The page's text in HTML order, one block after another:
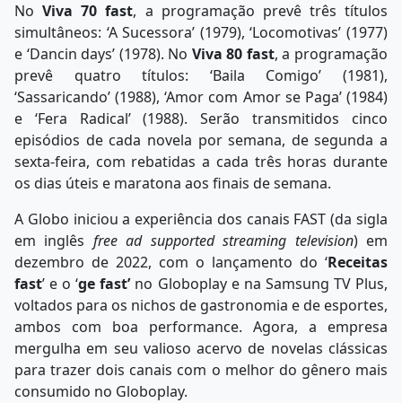
NoViva 70 fast, a programação prevê três títulos
simultâneos: ‘A Sucessora’ (1979), ‘Locomotivas’ (1977)
e ‘Dancin days’ (1978). No Viva 80 fast, a programação
prevê quatro títulos: ‘Baila Comigo’ (1981),
‘Sassaricando’ (1988), ‘Amor com Amor se Paga’ (1984)
e ‘Fera Radical’ (1988). Serão transmitidos cinco
episódios de cada novela por semana, de segunda a
sexta-feira, com rebatidas a cada três horas durante
os dias úteis e maratona aos finais de semana.
A Globo iniciou a experiência dos canais FAST (da sigla
em inglês free ad supported streaming television) em
dezembro de 2022, com o lançamento do ‘Receitas
fast’ e o ‘ge fast’ no Globoplay e na Samsung TV Plus,
voltados para os nichos de gastronomia e de esportes,
ambos com boa performance. Agora, a empresa
mergulha em seu valioso acervo de novelas clássicas
para trazer dois canais com o melhor do gênero mais
consumido no Globoplay.